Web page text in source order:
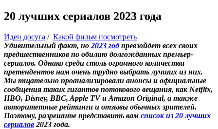
20 лучших сериалов 2023 года
Идеи досуга / Какой фильм посмотреть
Удивительный факт, но 2023 год превзойдет всех своих
предшественников по обилию долгожданных премьер-
сериалов. Однако среди столь огромного количества
претендентов нам очень трудно выбрать лучших из них.
Мы тщательно проанализировали анонсы и официальные
сообщения таких гигантов потокового вещания, как Netflix,
HBO, Disney, BBC, Apple TV и Amazon Original, а также
авторитетные рейтинги и отзывы обычных зрителей.
Поэтому, разрешите представить вам список из 20 лучших
сериалов 2023 года.